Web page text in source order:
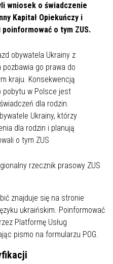
wniosek o świadczenie
Kapitał Opiekuńczy i
o tym ZUS.
obywatela Ukrainy z
go prawa do
kraju. Konsekwencją
pobytu w Polsce jest
dla rodzin.
Ukrainy, którzy
dla rodzin i planują
o tym ZUS
rzecznik prasowy ZUS
znajduje się na stronie
ukraińskim. Poinformować
Platformę Usług
pismo na formularzu POG.